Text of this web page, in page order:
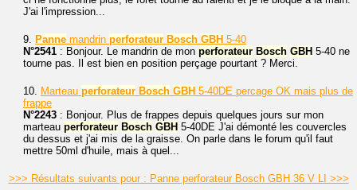
J'ai l'impression...
9. Panne mandrin perforateur Bosch GBH 5-40
N°2541 : Bonjour. Le mandrin de mon perforateur Bosch GBH 5-40 ne
tourne pas. Il est bien en position perçage pourtant ? Merci.
10. Marteau perforateur Bosch GBH 5-40DE percage OK mais plus de
frappe
N°2243 : Bonjour. Plus de frappes depuis quelques jours sur mon
marteau perforateur Bosch GBH 5-40DE J'ai démonté les couvercles
du dessus et j'ai mis de la graisse. On parle dans le forum qu'il faut
mettre 50ml d'huile, mais à quel...
>>> Résultats suivants pour : Panne perforateur Bosch GBH 36 V LI >>>